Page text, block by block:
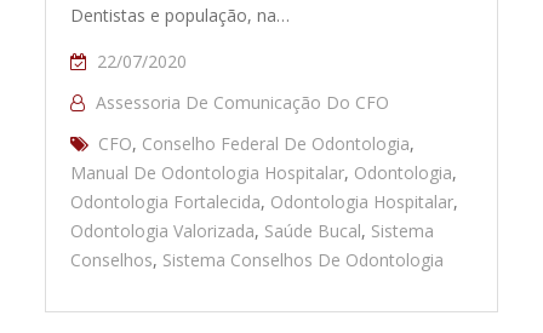
Dentistas e população, na…
22/07/2020
Assessoria De Comunicação Do CFO
CFO, Conselho Federal De Odontologia,
Manual De Odontologia Hospitalar, Odontologia,
Odontologia Fortalecida, Odontologia Hospitalar,
Odontologia Valorizada, Saúde Bucal, Sistema
Conselhos, Sistema Conselhos De Odontologia